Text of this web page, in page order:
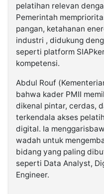
pelatihan relevan
Pemerintah
pangan, ketahanan
industri , didukung
seperti platform
kompetensi.
Abdul Rouf
bahwa kader PMII
dikenal pintar, cerdas,
terkendala akses
digital. Ia
wadah untuk
bidang yang paling
seperti Data Analyst,
Engineer.